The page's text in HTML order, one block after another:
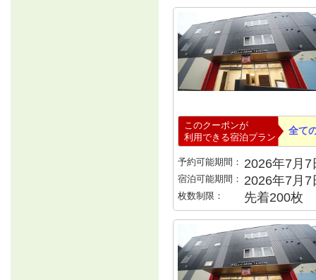
このクーポンが
利用できる宿泊プラン
全て
予約可能期間： 2026年7月
宿泊可能期間： 2026年7月
枚数制限： 先着200枚